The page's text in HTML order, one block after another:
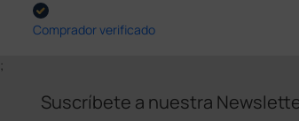
Comprador verificado
;
Suscríbete a nuestra